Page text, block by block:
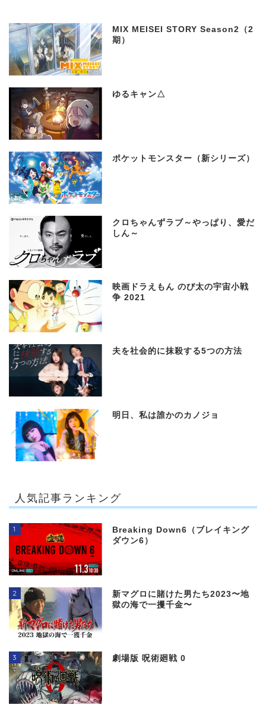
MIX MEISEI STORY Season2（2
期）
ゆるキャン△
ポケットモンスター（新シリーズ）
クロちゃんずラブ～やっぱり、愛だ
しん～
映画ドラえもん のび太の宇宙小戦
争 2021
夫を社会的に抹殺する5つの方法
明日、私は誰かのカノジョ
人気記事ランキング
1
Breaking Down6（ブレイキング
ダウン6）
2
新マグロに賭けた男たち2023〜地
獄の海で一攫千金〜
3 劇場版 呪術廻戦 0